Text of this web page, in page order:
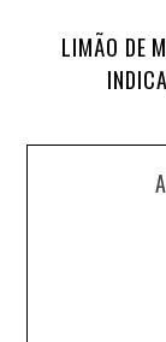
LIMÃO DE